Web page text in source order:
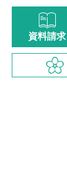
資料請求